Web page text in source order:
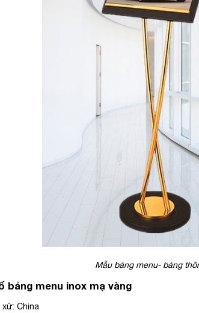
Mẫu bảng menu- bảng
bảng menu inox mạ vàng
China